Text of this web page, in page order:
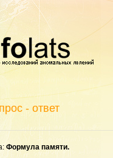
- ответ
Формула памяти.